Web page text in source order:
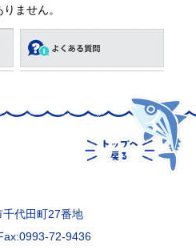
ません。
代田町27番地
72-9436